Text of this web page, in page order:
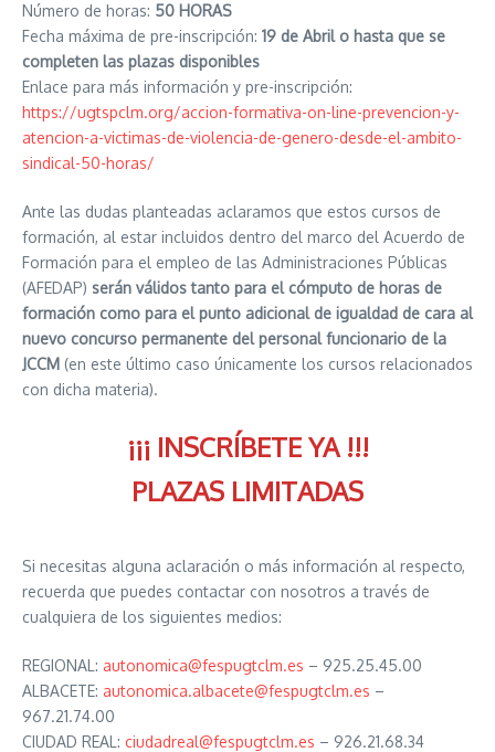
Número de horas: 50 HORAS
Fecha máxima de pre-inscripción: 19 de Abril o hasta que se
completen las plazas disponibles
Enlace para más información y pre-inscripción:
https://ugtspclm.org/accion-formativa-on-line-prevencion-y-
atencion-a-victimas-de-violencia-de-genero-desde-el-ambito-
sindical-50-horas/
Ante las dudas planteadas aclaramos que estos cursos de
formación, al estar incluidos dentro del marco del Acuerdo de
Formación para el empleo de las Administraciones Públicas
(AFEDAP) serán válidos tanto para el cómputo de horas de
formación como para el punto adicional de igualdad de cara al
nuevo concurso permanente del personal funcionario de la
JCCM (en este último caso únicamente los cursos relacionados
con dicha materia).
¡¡¡ INSCRÍBETE YA !!!
PLAZAS LIMITADAS
Si necesitas alguna aclaración o más información al respecto,
recuerda que puedes contactar con nosotros a través de
cualquiera de los siguientes medios:
REGIONAL: autonomica@fespugtclm.es – 925.25.45.00
ALBACETE: autonomica.albacete@fespugtclm.es –
967.21.74.00
CIUDAD REAL: ciudadreal@fespugtclm.es – 926.21.68.34